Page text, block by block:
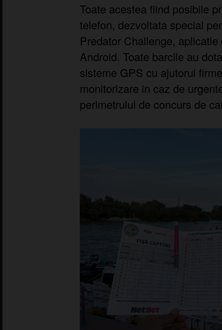
Toate acestea fiind posibile
telefon, dezvoltata special
Predator Challenge,
Android. Toate barcile au
sisteme GPS cu ajutorul
monitorizare in caz de
perimetrului de concurs de